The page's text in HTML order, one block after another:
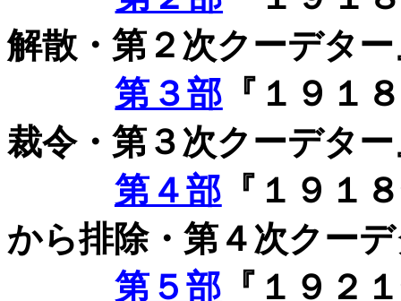
解散・第２次クーデタ
第３部 『１９１
裁令・第３次クーデタ
第４部 『１９１
から排除・第４次クー
第５部 『１９２